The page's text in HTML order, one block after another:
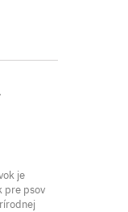
je
pre psov